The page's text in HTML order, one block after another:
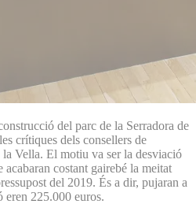
del parc de la Serradora de
crítiques dels consellers de
Vella. El motiu va ser la desviació
acabaran costant gairebé la meitat
del 2019. És a dir, pujaran a
eren 225.000 euros.